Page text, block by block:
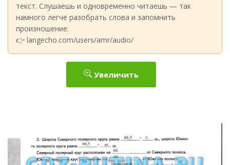
текст. Слушаешь и одновременно читаешь — так
намного легче разобрать слова и запомнить
произношение.
👉 langecho.com/users/amr/audio/
Увеличить